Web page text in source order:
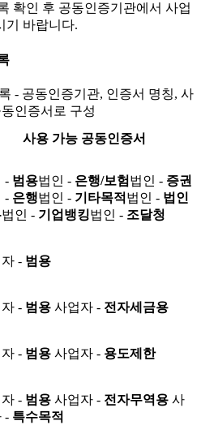
확인 후 공동인증기관에서 사업
기 바랍니다.
- 공동인증기관, 인증서 명칭, 사
인증서로 구성
사용 가능 공동인증서
- 범용법인 - 은행/보험 법인 - 증권
- 은행법인 - 기타목적 법인 - 법인
법인 - 기업뱅킹법인 - 조달청
- 범용
- 범용 사업자 - 전자세금용
- 범용 사업자 - 용도제한
- 범용 사업자 - 전자무역용 사
- 특수목적